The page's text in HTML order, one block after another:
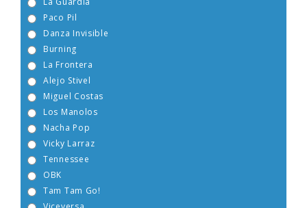
Burning
Alejo Stivel
Miguel Costas
Nacha Pop
Vicky Larraz